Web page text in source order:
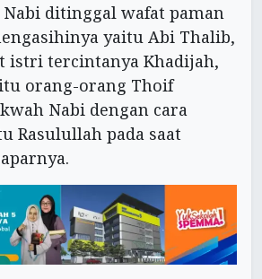
Nabi ditinggal wafat paman
yaitu Abi Thalib,
istri tercintanya Khadijah,
orang-orang Thoif
Nabi dengan cara
Rasulullah pada saat